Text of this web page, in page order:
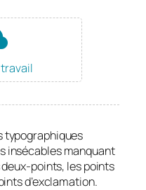
typographiques
insécables manquant
points, les points
d’exclamation.